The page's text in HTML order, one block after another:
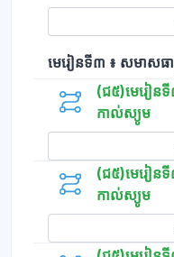
មេរៀនទី៣ ៖ សមាសធ
(ជ៥)មេរៀន
កាល់ស្យូម
(ជ៥)មេរៀន
កាល់ស្យូម